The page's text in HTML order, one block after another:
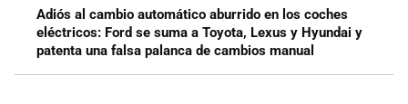
Adiós al cambio automático aburrido en los coches
eléctricos: Ford se suma a Toyota, Lexus y Hyundai y
patenta una falsa palanca de cambios manual